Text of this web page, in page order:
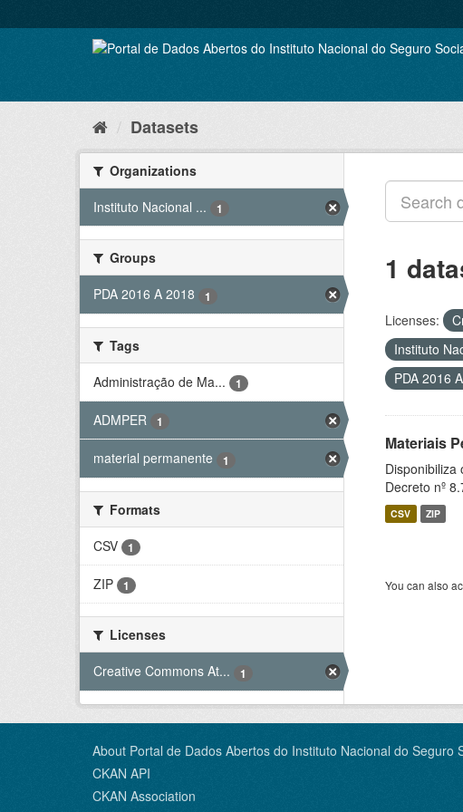
to
Datasets
Organizations
Instituto Nacional ...
1
Groups
PDA 2016 A 2018
1
Tags
Administração de Ma...
1
ADMPER 1
material permanente 1
Formats
CSV
1
ZIP 1
Licenses
Creative Commons At...
1
1
Licenses:
Instituto
PDA 2016
Materiais
Disponibiliza
Decreto nº
CSV ZIP
You can also
About Portal de Dados Abertos do Instituto Nacional do Seguro
CKAN API
CKAN Association